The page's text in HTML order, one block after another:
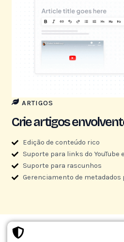
ARTIGOS
Crie artigos
Edição de conteúdo rico
Suporte para links do YouTube
Suporte para rascunhos
Gerenciamento de metadados